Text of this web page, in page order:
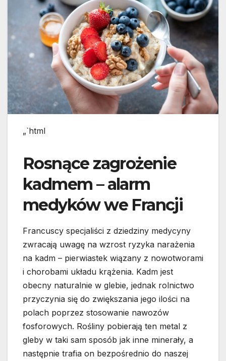
„`html
Rosnące zagrożenie
kadmem – alarm
medyków we Francji
Francuscy specjaliści z dziedziny medycyny
zwracają uwagę na wzrost ryzyka narażenia
na kadm – pierwiastek wiązany z nowotworami
i chorobami układu krążenia. Kadm jest
obecny naturalnie w glebie, jednak rolnictwo
przyczynia się do zwiększania jego ilości na
polach poprzez stosowanie nawozów
fosforowych. Rośliny pobierają ten metal z
gleby w taki sam sposób jak inne minerały, a
następnie trafia on bezpośrednio do naszej